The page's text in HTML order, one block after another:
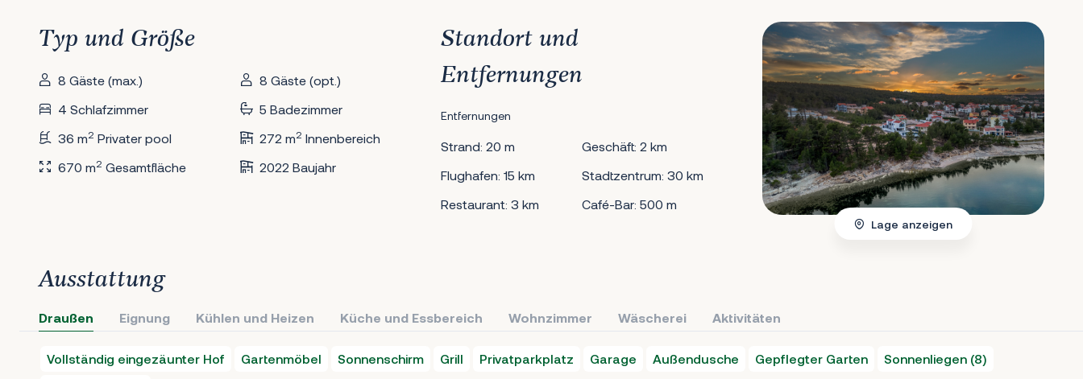
Typ und Größe
8 Gäste (max.)
8 Gäste (opt.)
4 Schlafzimmer
5 Badezimmer
36 m2 Privater pool 272 m2 Innenbereich
670 m2 Gesamtfläche 2022 Baujahr
Standort und
Entfernungen
Entfernungen
Strand: 20 m
Geschäft: 2 km
Flughafen: 15 km
Stadtzentrum: 30 km
Restaurant: 3 km
Café-Bar: 500 m
Lage anzeigen
Ausstattung
Draußen Eignung Kühlen und Heizen Küche und Essbereich Wohnzimmer Wäscherei Aktivitäten
Vollständig eingezäunter Hof Gartenmöbel Sonnenschirm Grill Privatparkplatz Garage Außendusche Gepflegter Garten
Sonnenliegen (8)